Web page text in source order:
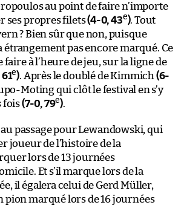
au point de faire n’importe
ses propres filets(4-0, 43e). Tout
? Bien sûr que non, puisque
étrangement pas encore marqué. Ce
faire à l’heure de jeu, sur la ligne de
e). Après le doublé de Kimmich (6-
Moting qui clôt le festival en s’y
fois(7-0, 79e).
passage pour Lewandowski, qui
joueur de l’histoire de la
lors de 13 journées
Et s’il marque lors de la
il égalera celui de Gerd Müller,
pion marqué lors de 16 journées